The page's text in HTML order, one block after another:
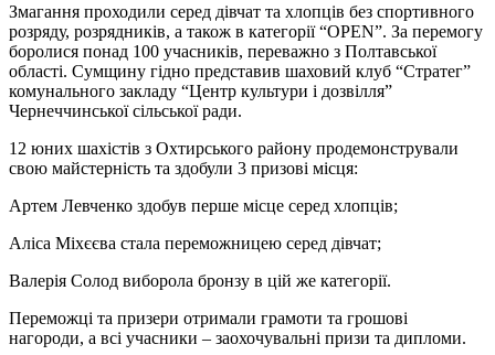
Змагання проходили серед дівчат та хлопців без спортивного
розряду, розрядників, а також в категорії “OPEN”. За перемогу
боролися понад 100 учасників, переважно з Полтавської
області. Сумщину гідно представив шаховий клуб “Стратег”
комунального закладу “Центр культури і дозвілля”
Чернеччинської сільської ради.
12 юних шахістів з Охтирського району продемонстрували
свою майстерність та здобули 3 призові місця:
Артем Левченко здобув перше місце серед хлопців;
Аліса Міхєєва стала переможницею серед дівчат;
Валерія Солод виборола бронзу в цій же категорії.
Переможці та призери отримали грамоти та грошові
нагороди, а всі учасники – заохочувальні призи та дипломи.